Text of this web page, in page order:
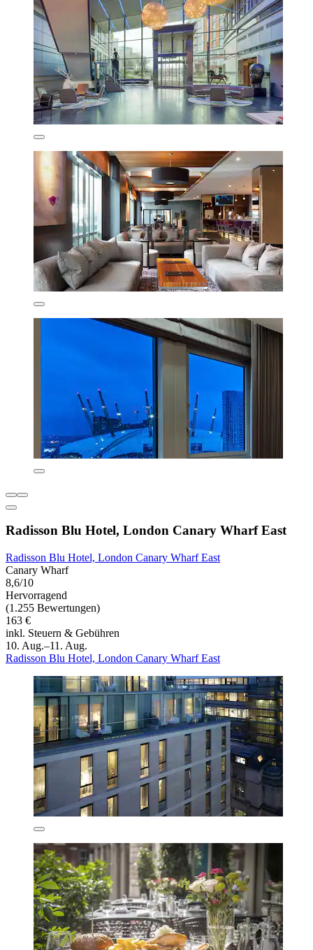
Radisson Blu Hotel, London Canary Wharf East
Radisson Blu Hotel, London Canary Wharf East
Canary Wharf
8,6/10
Hervorragend
(1.255 Bewertungen)
163 €
inkl. Steuern & Gebühren
10. Aug.–11. Aug.
Radisson Blu Hotel, London Canary Wharf East